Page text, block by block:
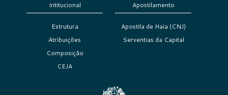
Intitucional
Estrutura
Atribuições
Composição
CEJA
Apostilamento
Apostila de Haia (CNJ)
Serventias da Capital